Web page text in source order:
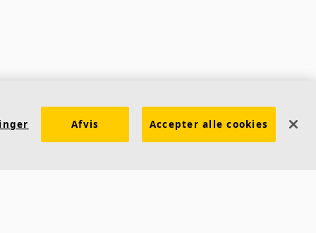
Afvis Accepter alle cookies